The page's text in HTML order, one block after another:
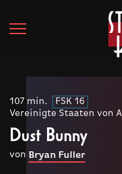
107 min.
FSK 16
Vereinigte Staaten von
Dust Bunny
von Bryan Fuller